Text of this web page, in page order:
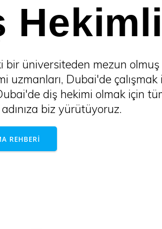
bir üniversiteden mezun
uzmanları, Dubai'de çalışmak
diş hekimi olmak için
biz yürütüyoruz.
REHBERİ